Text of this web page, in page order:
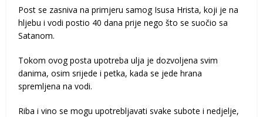
Post se zasniva na primjeru samog Isusa Hrista, koji je na
hljebu i vodi postio 40 dana prije nego što se suočio sa
Satanom.
Tokom ovog posta upotreba ulja je dozvoljena svim
danima, osim srijede i petka, kada se jede hrana
spremljena na vodi.
Riba i vino se mogu upotrebljavati svake subote i nedjelje,